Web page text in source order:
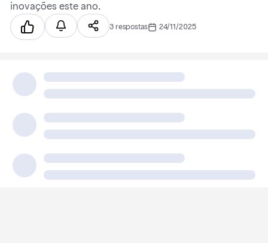
inovações este ano.
3 respostas 24/11/2025